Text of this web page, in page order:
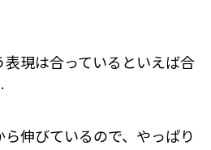
現は合っているといえば合
伸びているので、やっぱり